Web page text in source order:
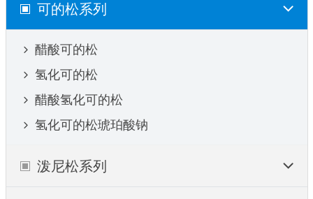
可的松系列
醋酸可的松
氢化可的松
醋酸氢化可的松
氢化可的松琥珀酸钠
泼尼松系列